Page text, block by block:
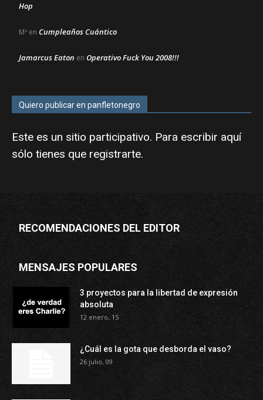
Hop
Mª en Cumpleaños Cuántico
Jamarcus Eaton en Operativo Fuck You 2008!!!
Quiero publicar en panfletonegro
Este es un sitio participativo. Para escribir aquí
sólo tienes que registrarte.
RECOMENDACIONES DEL EDITOR
MENSAJES POPULARES
3 proyectos para la libertad de expresión
absoluta
12 enero, 15
¿Cuál es la gota que desborda el vaso?
26 julio, 09